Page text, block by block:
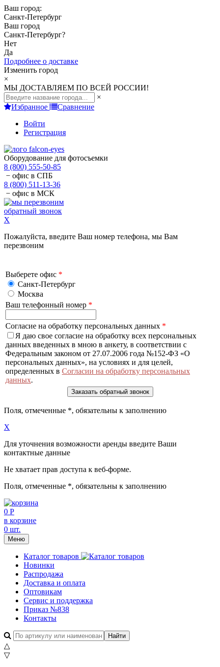
Ваш город:
Санкт-Петербург
Ваш город
Санкт-Петербург?
Нет
Да
Подробнее о доставке
Изменить город
×
МЫ ДОСТАВЛЯЕМ ПО ВСЕЙ РОССИИ!
×
Избранное
Сравнение
Войти
Регистрация
Оборудование для фотосъемки
8 (800) 555-50-85
− офис в СПБ
8 (800) 511-13-36
− офис в МСК
обратный звонок
X
Пожалуйста, введите Ваш номер телефона, мы Вам
перезвоним
Выберете офис *
Санкт-Петербург
Москва
Ваш телефонный номер *
Согласие на обработку персональных данных *
Я даю свое согласие на обработку всех персональных
данных введенных в мною в анкету, в соответствии с
Федеральным законом от 27.07.2006 года №152-ФЗ «О
персональных данных», на условиях и для целей,
определенных в Согласии на обработку персональных
данных.
Поля, отмеченные *, обязательны к заполнению
X
Для уточнения возможности аренды введите Ваши
контактные данные
Не хватает прав доступа к веб-форме.
Поля, отмеченные *, обязательны к заполнению
0 Р
в корзине
0 шт.
Меню
Каталог товаров
Новинки
Распродажа
Доставка и оплата
Оптовикам
Сервис и поддержка
Приказ №838
Контакты
△
▽